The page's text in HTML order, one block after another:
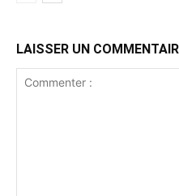
LAISSER UN